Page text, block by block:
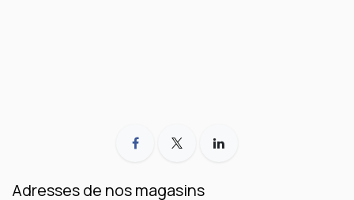
Adresses de nos magasins